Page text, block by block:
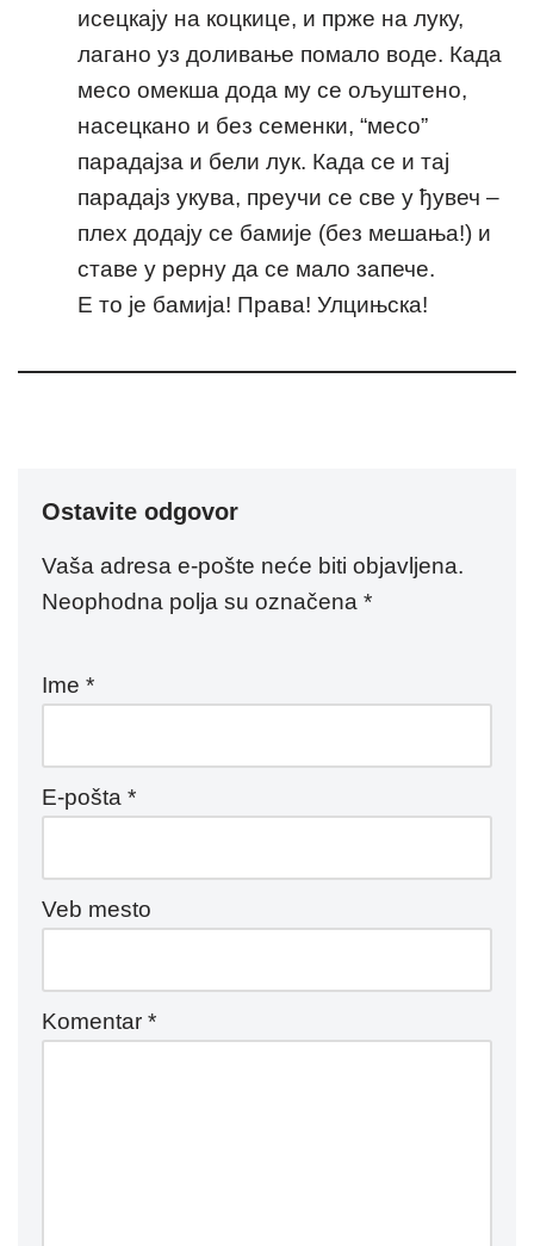
исецкају на коцкице, и прже на луку,
лагано уз доливање помало воде. Када
месо омекша дода му се ољуштено,
насецкано и без семенки, “месо”
парадајза и бели лук. Када се и тај
парадајз укува, преучи се све у ђувеч –
плех додају се бамије (без мешања!) и
ставе у рерну да се мало запече.
Е то је бамија! Права! Улцињска!
Ostavite odgovor
Vaša adresa e-pošte neće biti objavljena.
Neophodna polja su označena *
Ime *
E-pošta *
Veb mesto
Komentar *